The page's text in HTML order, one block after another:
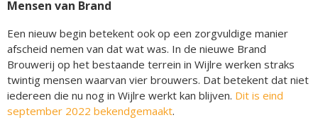
Mensen van Brand
Een nieuw begin betekent ook op een zorgvuldige manier
afscheid nemen van dat wat was. In de nieuwe Brand
Brouwerij op het bestaande terrein in Wijlre werken straks
twintig mensen waarvan vier brouwers. Dat betekent dat niet
iedereen die nu nog in Wijlre werkt kan blijven. Dit is eind
september 2022 bekendgemaakt.